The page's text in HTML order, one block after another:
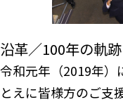
沿革／100年の軌跡
令和元年（2019年）
とえに皆様方のご支